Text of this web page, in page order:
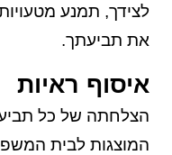
לצידך, תמנע
את תביעתך.
איסוף ראיות
הצלחתה של כל תביעה
המוצגות לבית